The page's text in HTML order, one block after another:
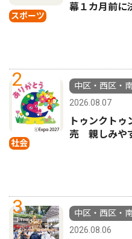
スポーツ
幕１カ月前に
2
社会
中区・西区・
2026.08.07
トゥンクト
売 親しみや
3
中区・西区・
2026.08.06